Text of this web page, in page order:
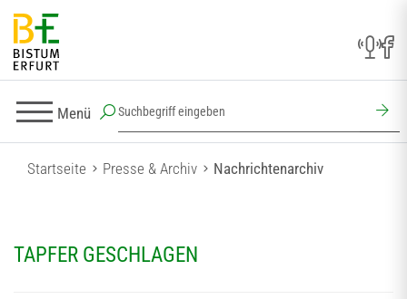
Menü
Startseite Presse & Archiv Nachrichtenarchiv
TAPFER GESCHLAGEN